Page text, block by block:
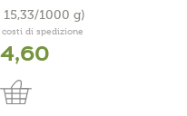
15,33/1000 g)
di spedizione